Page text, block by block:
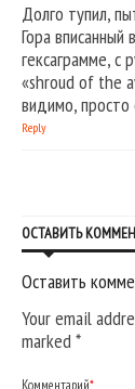
Долго тупил,
Гора вписанный
гексаграмме, с
«shroud of the
видимо,
Reply
ОСТАВИТЬ
Оставить
Your email
marked*